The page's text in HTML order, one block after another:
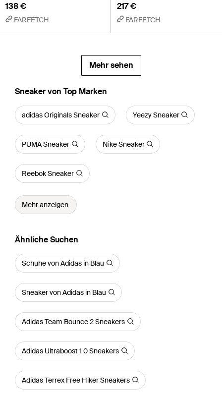
138 €
FARFETCH
217 €
FARFETCH
Mehr sehen
Sneaker von Top Marken
adidas Originals Sneaker Yeezy Sneaker
PUMA Sneaker Nike Sneaker
Reebok Sneaker
Mehr anzeigen
Ähnliche Suchen
Schuhe von Adidas in Blau
Sneaker von Adidas in Blau
Adidas Team Bounce 2 Sneakers
Adidas Ultraboost 1 0 Sneakers
Adidas Terrex Free Hiker Sneakers